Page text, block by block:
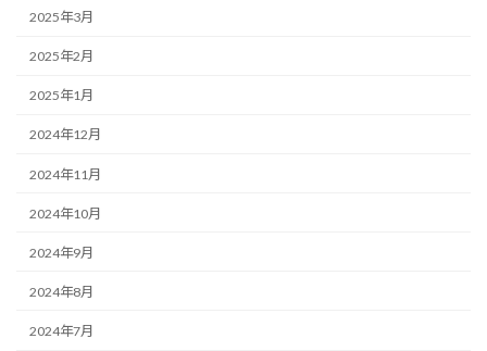
2025年3月
2025年2月
2025年1月
2024年12月
2024年11月
2024年10月
2024年9月
2024年8月
2024年7月